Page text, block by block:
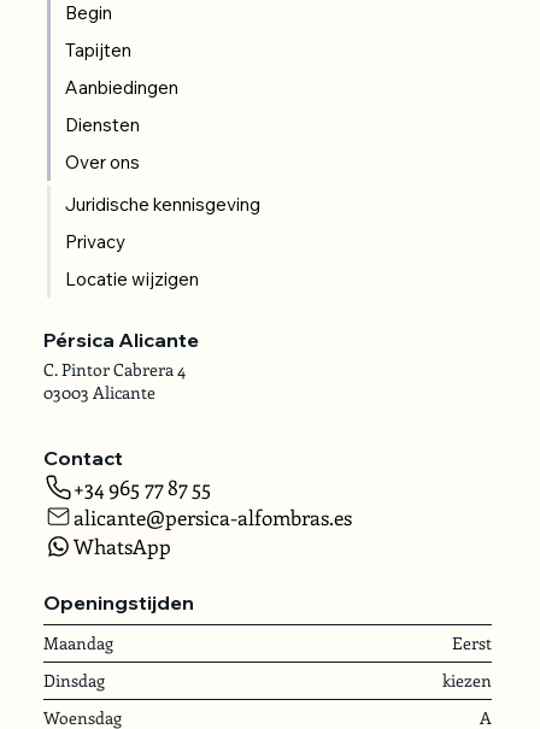
Begin
Tapijten
Aanbiedingen
Diensten
Over ons
Juridische kennisgeving
Privacy
Locatie wijzigen
Pérsica Alicante
C. Pintor Cabrera 4
03003 Alicante
Contact
+34 965 77 87 55
alicante@persica-alfombras.es
WhatsApp
Openingstijden
Maandag
Eerst
Dinsdag
kiezen
Woensdag
A